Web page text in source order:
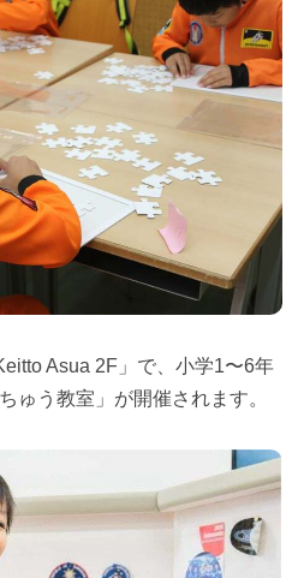
Asua 2F」で、小学1〜6年
ゅう教室」が開催されます。